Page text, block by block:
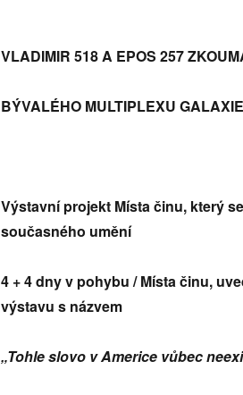
VLADIMIR 518 A EPOS 257
BÝVALÉHO MULTIPLEXU
Výstavní projekt Místa činu, který
současného umění
4 + 4 dny v pohybu / Místa činu,
výstavu s názvem
„Tohle slovo v Americe vůbec